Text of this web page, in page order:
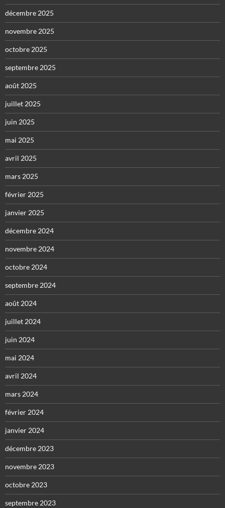
décembre 2025
novembre 2025
octobre 2025
septembre 2025
août 2025
juillet 2025
juin 2025
mai 2025
avril 2025
mars 2025
février 2025
janvier 2025
décembre 2024
novembre 2024
octobre 2024
septembre 2024
août 2024
juillet 2024
juin 2024
mai 2024
avril 2024
mars 2024
février 2024
janvier 2024
décembre 2023
novembre 2023
octobre 2023
septembre 2023